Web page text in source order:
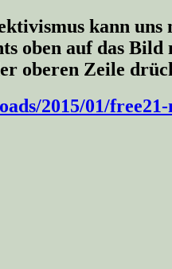
kann uns
oben auf das
oberen Zeile
2015/01/